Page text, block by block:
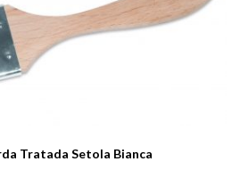
Tratada Setola Bianca